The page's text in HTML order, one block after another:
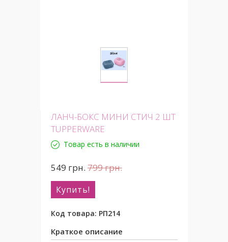
ЛАНЧ-БОКС МИНИ СТИЧ 2 ШТ
TUPPERWARE
Товар есть в наличии
549 грн. 799грн.
Купить!
Код товара: РП214
Краткое описание